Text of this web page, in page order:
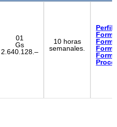
01
Gs
2.640.128.–
10 horas
semanales.
Perfil